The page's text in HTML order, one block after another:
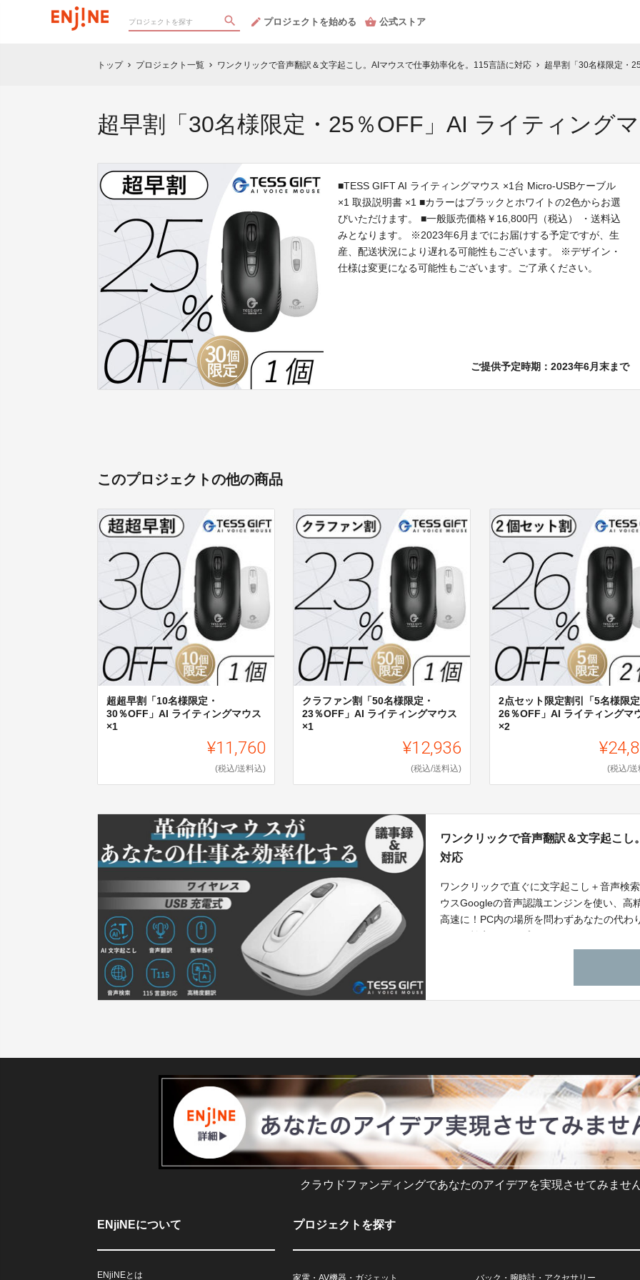
プロジェクトを始める 公式ストア
トップ chevron_right プロジェクト一覧 chevron_right ワンクリックで音声翻訳＆文字起こし。AIマウスで仕事効率化を。115言語に対応 chevron_right 超早割「30名様限定・
超早割「30名様限定・25％OFF」AI ライティング
■TESS GIFT AI ライティングマウス ×1台 Micro-USBケーブル
×1 取扱説明書 ×1 ■カラーはブラックとホワイトの2色からお選
びいただけます。 ■一般販売価格￥16,800円（税込） ・送料込
みとなります。 ※2023年6月までにお届けする予定ですが、生
産、配送状況により遅れる可能性もございます。 ※デザイン・
仕様は変更になる可能性もございます。ご了承ください。
ご提供予定時期：2023年6月末まで
このプロジェクトの他の商品
超超早割「10名様限定・
30％OFF」AI ライティングマウス
×1
¥11,760
(税込/送料込)
クラファン割「50名様限定・
23％OFF」AI ライティングマウス
×1
¥12,936
(税込/送料込)
2点セット限定割引「5名様限
26％OFF」AI ライティングマ
×2
(税込/送
ワンクリックで音声翻訳＆文字起こ
対応
ワンクリックで直ぐに文字起こし＋音声検
ウスGoogleの音声認識エンジンを使い、高
高速に！PC内の場所を問わずあなたの代
クラウドファンディングであなたのアイデアを実現させてみませ
ENjiNEについて
ENjiNEとは
プロジェクトを探す
家電・AV機器・ガジェット バック・腕時計・アクセサリー